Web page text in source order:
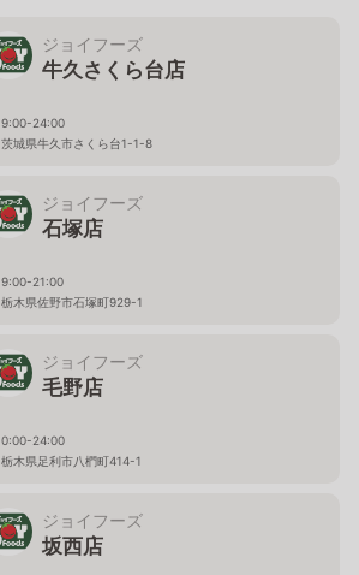
ジョイフーズ
牛久さくら台店
9:00-24:00
茨城県牛久市さくら台1-1-8
ジョイフーズ
石塚店
9:00-21:00
栃木県佐野市石塚町929-1
ジョイフーズ
毛野店
0:00-24:00
栃木県足利市八椚町414-1
ジョイフーズ
坂西店